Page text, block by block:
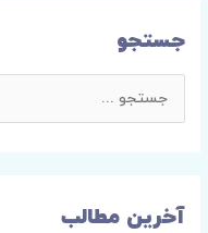
جستجو
و
آخرین مطالب